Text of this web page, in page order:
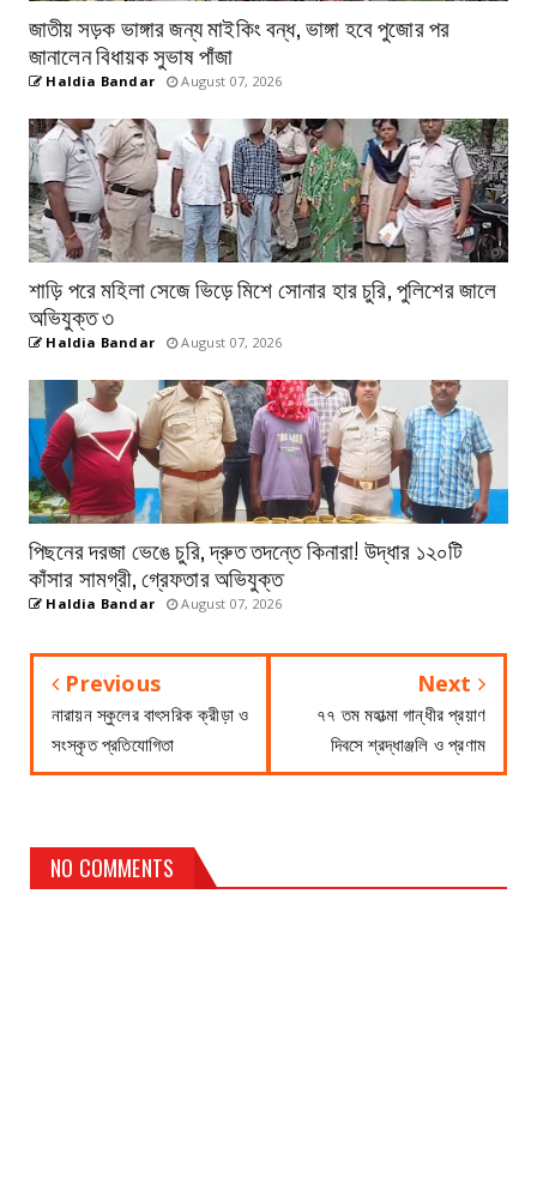
জাতীয় সড়ক ভাঙ্গার জন্য মাইকিং বন্ধ, ভাঙ্গা হবে পুজোর পর
জানালেন বিধায়ক সুভাষ পাঁজা
Haldia Bandar August 07, 2026
শাড়ি পরে মহিলা সেজে ভিড়ে মিশে সোনার হার চুরি, পুলিশের জালে
অভিযুক্ত ৩
Haldia Bandar August 07, 2026
পিছনের দরজা ভেঙে চুরি, দ্রুত তদন্তে কিনারা! উদ্ধার ১২০টি
কাঁসার সামগ্রী, গ্রেফতার অভিযুক্ত
Haldia Bandar August 07, 2026
Previous
নারায়ন স্কুলের বাৎসরিক ক্রীড়া ও
সংস্কৃত প্রতিযোগিতা
Next
৭৭ তম মহাত্মা গান্ধীর প্রয়াণ
দিবসে শ্রদ্ধাঞ্জলি ও প্রণাম
NO COMMENTS